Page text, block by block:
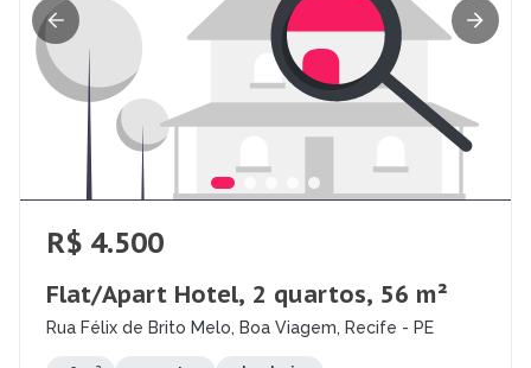
R$ 4.500
Flat/Apart Hotel, 2 quartos, 56 m²
Rua Félix de Brito Melo, Boa Viagem, Recife - PE